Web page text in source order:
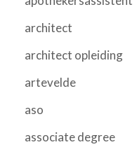
architect
architect opleiding
artevelde
aso
associate degree